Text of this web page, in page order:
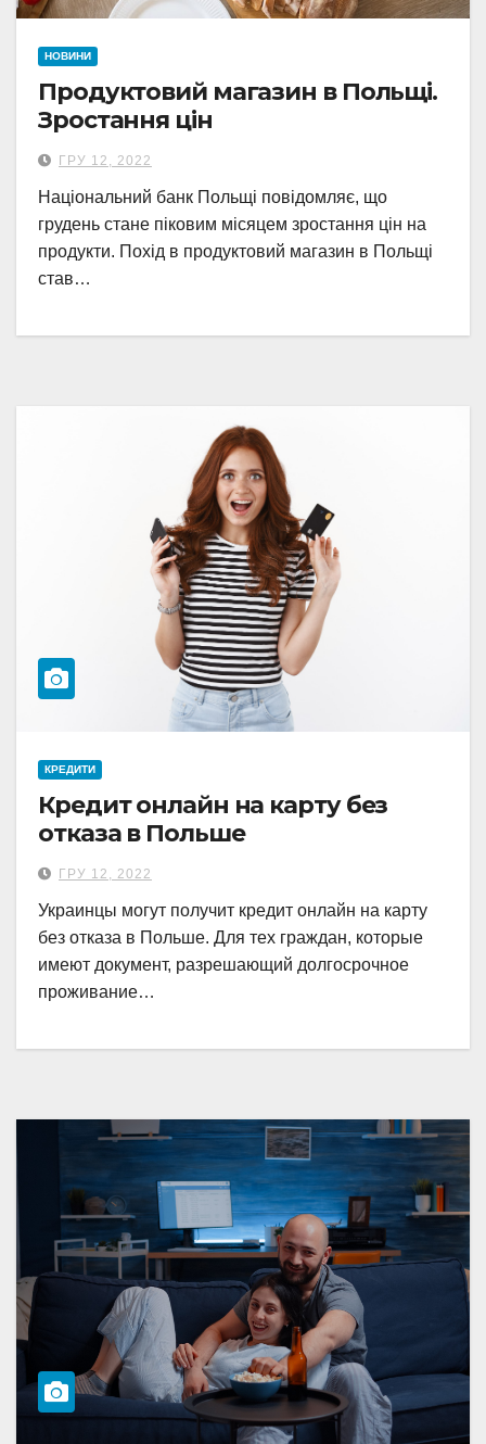
НОВИНИ
Продуктовий магазин в Польщі.
Зростання цін
ГРУ 12, 2022
Національний банк Польщі повідомляє, що
грудень стане піковим місяцем зростання цін на
продукти. Похід в продуктовий магазин в Польщі
став…
КРЕДИТИ
Кредит онлайн на карту без
отказа в Польше
ГРУ 12, 2022
Украинцы могут получит кредит онлайн на карту
без отказа в Польше. Для тех граждан, которые
имеют документ, разрешающий долгосрочное
проживание…